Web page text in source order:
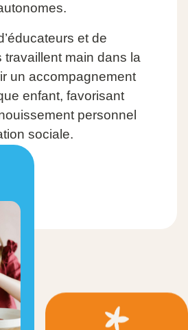
et de
travaillent main dans la
un accompagnement
enfant, favorisant
personnel
sociale.